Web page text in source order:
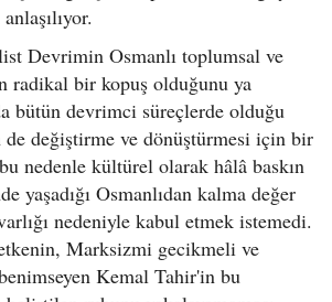
Devrimin Osmanlı toplumsal ve
radikal bir kopuş olduğunu ya
bütün devrimci süreçlerde olduğu
değiştirme ve dönüştürmesi için bir
nedenle kültürel olarak hâlâ baskın
yaşadığı Osmanlıdan kalma değer
nedeniyle kabul etmek istemedi.
Marksizmi gecikmeli ve
Kemal Tahir'in bu